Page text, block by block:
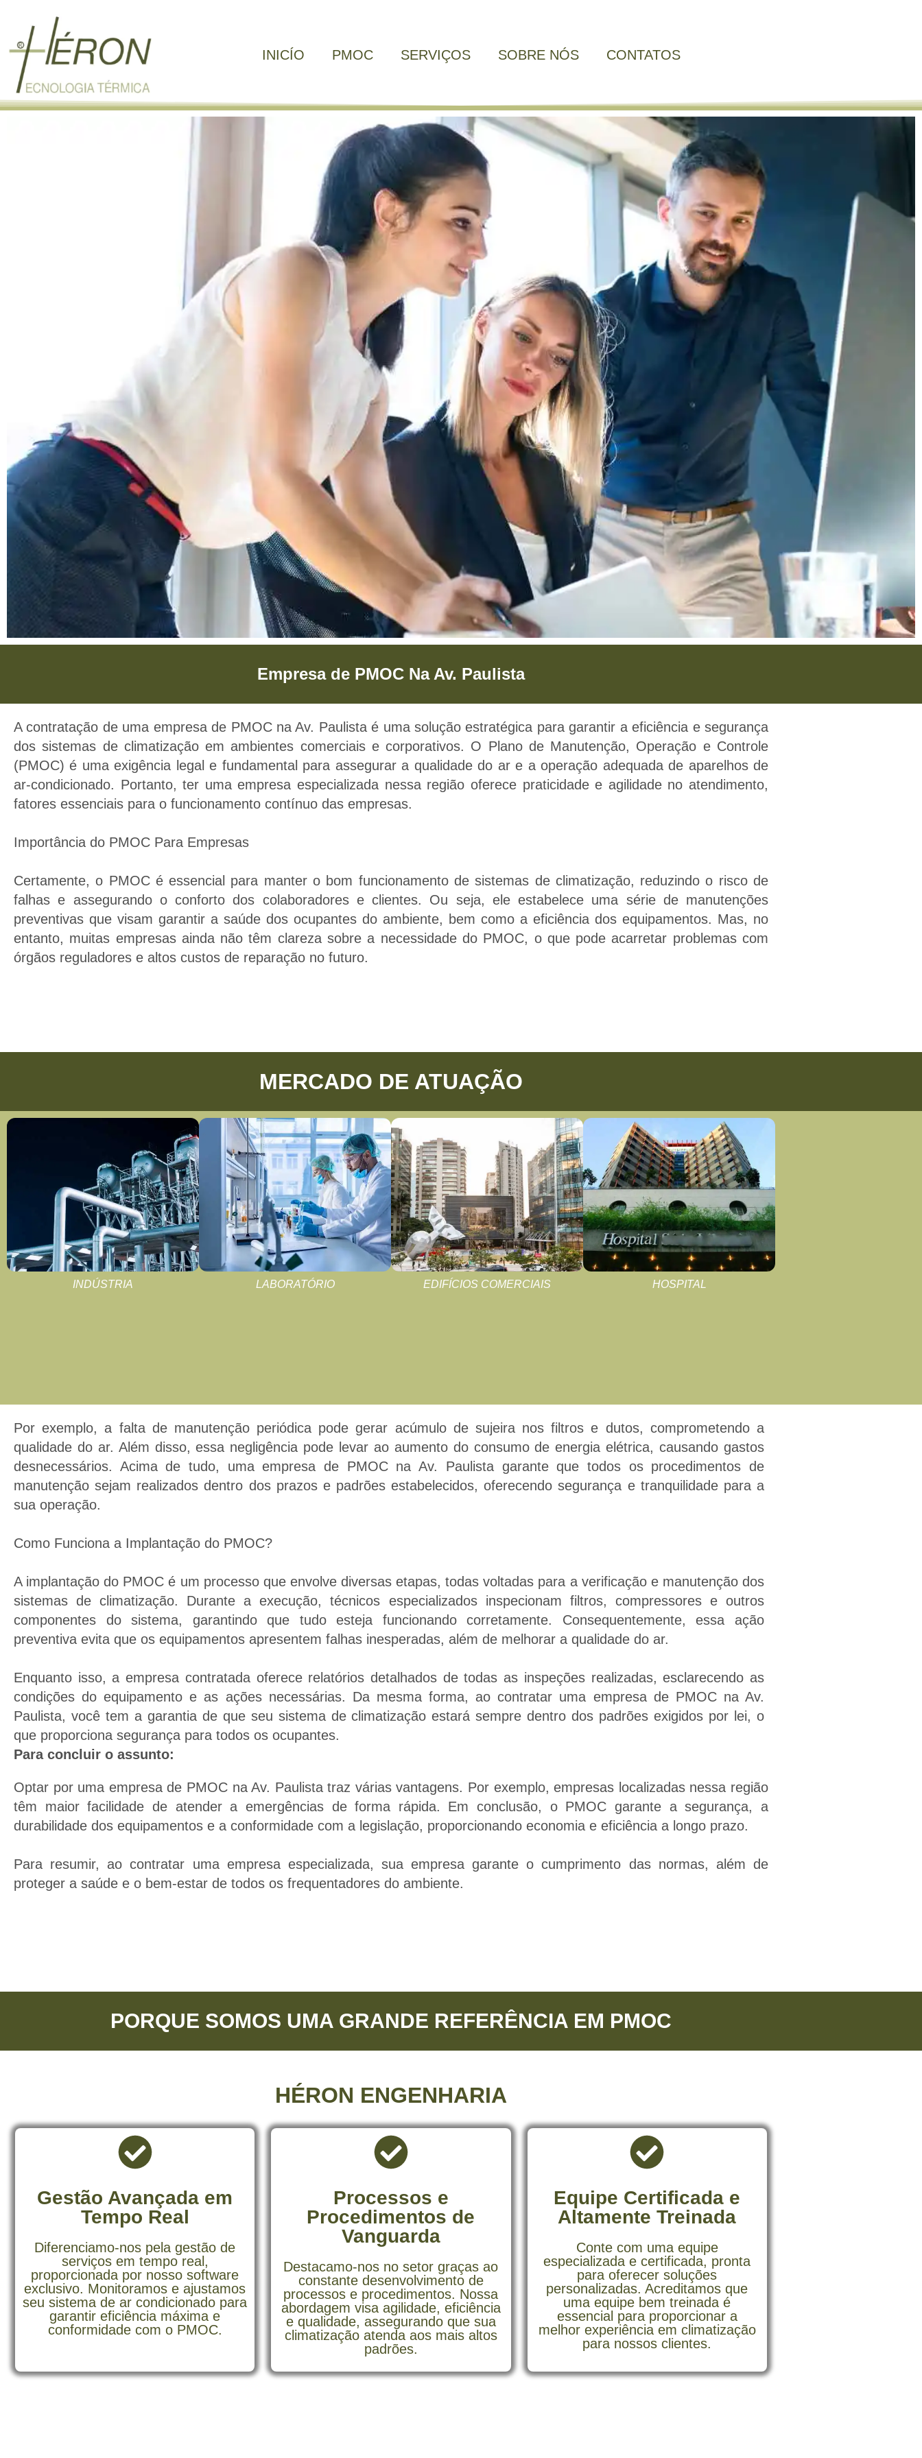
INICÍO PMOC SERVIÇOS SOBRE NÓS CONTATOS
Empresa de PMOC Na Av. Paulista
Empresa de PMOC Na Av. Paulista - Proporcionamos saúde e bem estar para sua
empresas e negócios através do Plano De Manutenção, Operação e Controle.
Solicitar orçamento de PMOC
Empresa de PMOC Na Av. Paulista
A contratação de uma empresa de PMOC na Av. Paulista é uma solução estratégica para garantir a eficiência e segurança
dos sistemas de climatização em ambientes comerciais e corporativos. O Plano de Manutenção, Operação e Controle
(PMOC) é uma exigência legal e fundamental para assegurar a qualidade do ar e a operação adequada de aparelhos de
ar-condicionado. Portanto, ter uma empresa especializada nessa região oferece praticidade e agilidade no atendimento,
fatores essenciais para o funcionamento contínuo das empresas.
Importância do PMOC Para Empresas
Certamente, o PMOC é essencial para manter o bom funcionamento de sistemas de climatização, reduzindo o risco de
falhas e assegurando o conforto dos colaboradores e clientes. Ou seja, ele estabelece uma série de manutenções
preventivas que visam garantir a saúde dos ocupantes do ambiente, bem como a eficiência dos equipamentos. Mas, no
entanto, muitas empresas ainda não têm clareza sobre a necessidade do PMOC, o que pode acarretar problemas com
órgãos reguladores e altos custos de reparação no futuro.
MERCADO DE ATUAÇÃO
INDÚSTRIA LABORATÓRIO EDIFÍCIOS COMERCIAIS HOSPITAL
Por exemplo, a falta de manutenção periódica pode gerar acúmulo de sujeira nos filtros e dutos, comprometendo a
qualidade do ar. Além disso, essa negligência pode levar ao aumento do consumo de energia elétrica, causando gastos
desnecessários. Acima de tudo, uma empresa de PMOC na Av. Paulista garante que todos os procedimentos de
manutenção sejam realizados dentro dos prazos e padrões estabelecidos, oferecendo segurança e tranquilidade para a
sua operação.
Como Funciona a Implantação do PMOC?
A implantação do PMOC é um processo que envolve diversas etapas, todas voltadas para a verificação e manutenção dos
sistemas de climatização. Durante a execução, técnicos especializados inspecionam filtros, compressores e outros
componentes do sistema, garantindo que tudo esteja funcionando corretamente. Consequentemente, essa ação
preventiva evita que os equipamentos apresentem falhas inesperadas, além de melhorar a qualidade do ar.
Enquanto isso, a empresa contratada oferece relatórios detalhados de todas as inspeções realizadas, esclarecendo as
condições do equipamento e as ações necessárias. Da mesma forma, ao contratar uma empresa de PMOC na Av.
Paulista, você tem a garantia de que seu sistema de climatização estará sempre dentro dos padrões exigidos por lei, o
que proporciona segurança para todos os ocupantes.
Para concluir o assunto:
Optar por uma empresa de PMOC na Av. Paulista traz várias vantagens. Por exemplo, empresas localizadas nessa região
têm maior facilidade de atender a emergências de forma rápida. Em conclusão, o PMOC garante a segurança, a
durabilidade dos equipamentos e a conformidade com a legislação, proporcionando economia e eficiência a longo prazo.
Para resumir, ao contratar uma empresa especializada, sua empresa garante o cumprimento das normas, além de
proteger a saúde e o bem-estar de todos os frequentadores do ambiente.
PORQUE SOMOS UMA GRANDE REFERÊNCIA EM PMOC
HÉRON ENGENHARIA
Gestão Avançada em
Tempo Real
Diferenciamo-nos pela gestão de
serviços em tempo real,
proporcionada por nosso software
exclusivo. Monitoramos e ajustamos
seu sistema de ar condicionado para
garantir eficiência máxima e
conformidade com o PMOC.
Processos e
Procedimentos de
Vanguarda
Destacamo-nos no setor graças ao
constante desenvolvimento de
processos e procedimentos. Nossa
abordagem visa agilidade, eficiência
e qualidade, assegurando que sua
climatização atenda aos mais altos
padrões.
Equipe Certificada e
Altamente Treinada
Conte com uma equipe
especializada e certificada, pronta
para oferecer soluções
personalizadas. Acreditamos que
uma equipe bem treinada é
essencial para proporcionar a
melhor experiência em climatização
para nossos clientes.